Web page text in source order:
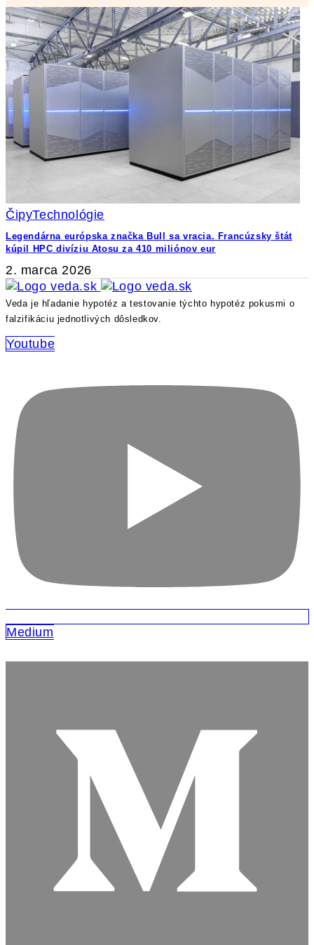
ČipyTechnológie
Legendárna európska značka Bull sa vracia. Francúzsky štát
kúpil HPC divíziu Atosu za 410 miliónov eur
2. marca 2026
Veda je hľadanie hypotéz a testovanie týchto hypotéz pokusmi o
falzifikáciu jednotlivých dôsledkov.
Youtube
Medium